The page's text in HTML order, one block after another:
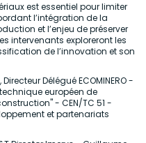
est essentiel pour limiter
l’intégration de la
et l’enjeu de préserver
intervenants exploreront les
de l’innovation et son
, Directeur Délégué ECOMINERO -
européen de
- CEN/TC 51 -
et partenariats